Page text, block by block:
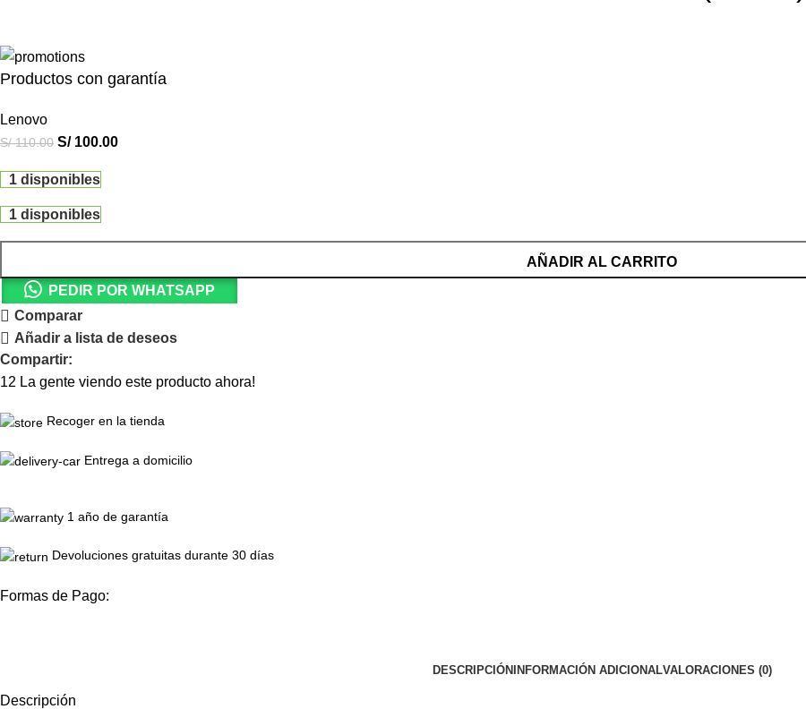
Productos con garantía
Lenovo
S/110.00 S/100.00
1 disponibles
1 disponibles
AÑADIR AL CARRITO
PEDIR POR WHATSAPP
Comparar
Añadir a lista de deseos
Compartir:
12 La gente viendo este producto ahora!
Recoger en la tienda
Entrega a domicilio
1 año de garantía
Devoluciones gratuitas durante 30 días
Formas de Pago:
DESCRIPCIÓNINFORMACIÓN ADICIONALVALORACIONES (0)
Descripción